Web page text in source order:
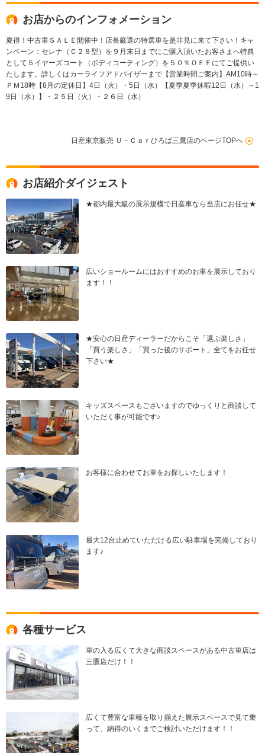
お店からのインフォメーション
夏得！中古車ＳＡＬＥ開催中！店長厳選の特選車を是非見に来て下さい！キャ
ンペーン：セレナ（Ｃ２８型）を９月末日までにご購入頂いたお客さまへ特典
として５イヤーズコート（ボディコーティング）を５０％ＯＦＦにてご提供い
たします。詳しくはカーライフアドバイザーまで【営業時間ご案内】AM10時～
ＰＭ18時【8月の定休日】4日（火）・5日（水）【夏季夏季休暇12日（水）～1
9日（水）】・２５日（火）・２６日（水）
日産東京販売 Ｕ－Ｃａｒひろば三鷹店のページTOPへ
お店紹介ダイジェスト
★都内最大級の展示規模で日産車なら当店にお任せ★
広いショールームにはおすすめのお車を展示しており
ます！！
★安心の日産ディーラーだからこそ「選ぶ楽しさ」
「買う楽しさ」「買った後のサポート」全てをお任せ
下さい★
キッズスペースもございますのでゆっくりと商談して
いただく事が可能です♪
お客様に合わせてお車をお探しいたします！
最大12台止めていただける広い駐車場を完備しており
ます♪
各種サービス
車の入る広くて大きな商談スペースがある中古車店は
三鷹店だけ！！
広くて豊富な車種を取り揃えた展示スペースで見て乗
って、納得のいくまでご検討いただけます！！